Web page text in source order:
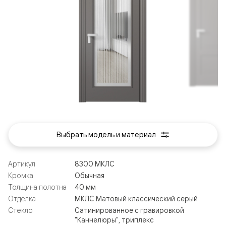
Артикул
8300 МКЛС
Кромка
Обычная
Толщина полотна
40 мм
Отделка
МКЛС Матовый классический серый
Стекло
Сатинированное с гравировкой
"Каннелюры", триплекс
Выбрать модель и материал